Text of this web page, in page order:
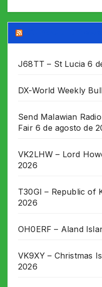
J68TT – St Lucia 6
DX-World Weekly
Send Malawian
Fair 6 de agosto de
VK2LHW – Lord
2026
T30GI – Republic of
2026
OH0ERF – Aland
VK9XY – Christmas
2026